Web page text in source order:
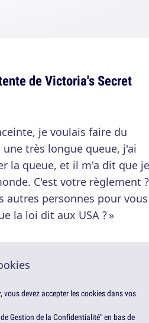
de Victoria's Secret
je voulais faire du
très longue queue, j'ai
la queue, et il m'a dit que je
C'est votre règlement
autres personnes pour vous
la loi dit aux USA ? »
devez accepter les cookies dans vos
Gestion de la Confidentialité" en bas de